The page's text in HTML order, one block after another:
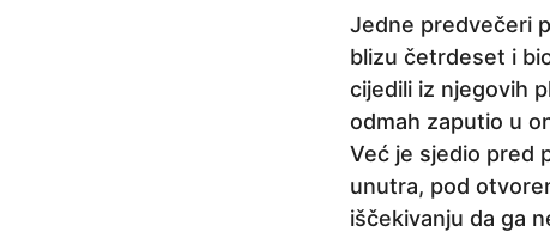
Jedne predvečeri
blizu četrdeset i
cijedili iz njegovih
odmah zaputio u
Već je sjedio pred
unutra, pod
iščekivanju da ga